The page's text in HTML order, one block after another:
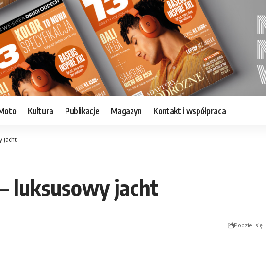
Kultura Publikacje Magazyn Kontakt i współpraca
jacht
luksusowy jacht
Podziel się